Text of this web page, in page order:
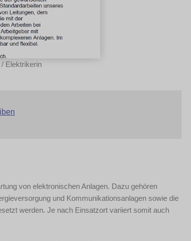
Elektrikerin
von elektronischen Anlagen. Dazu gehören
und Kommunikationsanlagen sowie die
werden. Je nach Einsatzort variiert somit auch